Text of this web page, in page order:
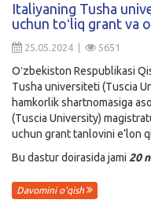
Italiyaning Tusha
uchun toʻliq grant va
25.05.2024 | 5651
Oʻzbekiston Respublikasi
Tusha universiteti (Tuscia
hamkorlik shartnomasiga
(Tuscia University)
uchun grant tanlovini e’lon
Bu dastur doirasida jami 20
Davomini o'qish